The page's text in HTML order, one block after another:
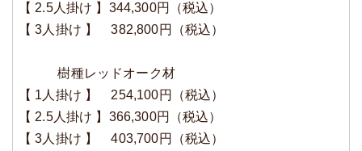
【 2.5人掛け 】344,300円（税込）
【 3人掛け 】 382,800円（税込）
樹種レッドオーク材
【 1人掛け 】 254,100円（税込）
【 2.5人掛け 】366,300円（税込）
【 3人掛け 】 403,700円（税込）